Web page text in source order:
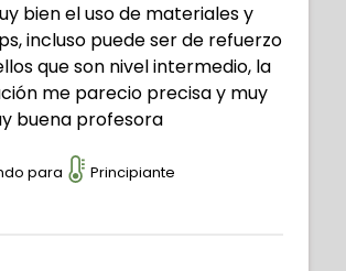
bien el uso de materiales y
incluso puede ser de refuerzo
que son nivel intermedio, la
me parecio precisa y muy
buena profesora
para Principiante